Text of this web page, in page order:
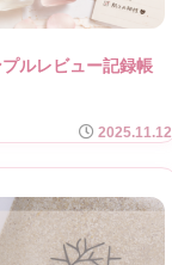
ルレビュー記録帳
2025.11.12